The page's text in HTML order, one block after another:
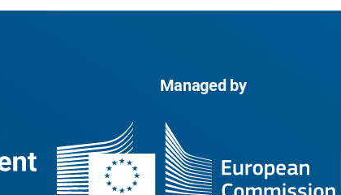
Managed by